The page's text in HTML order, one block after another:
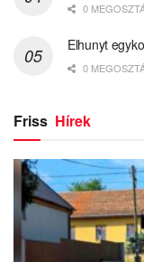
0
Elhunyt
0
Friss Hírek